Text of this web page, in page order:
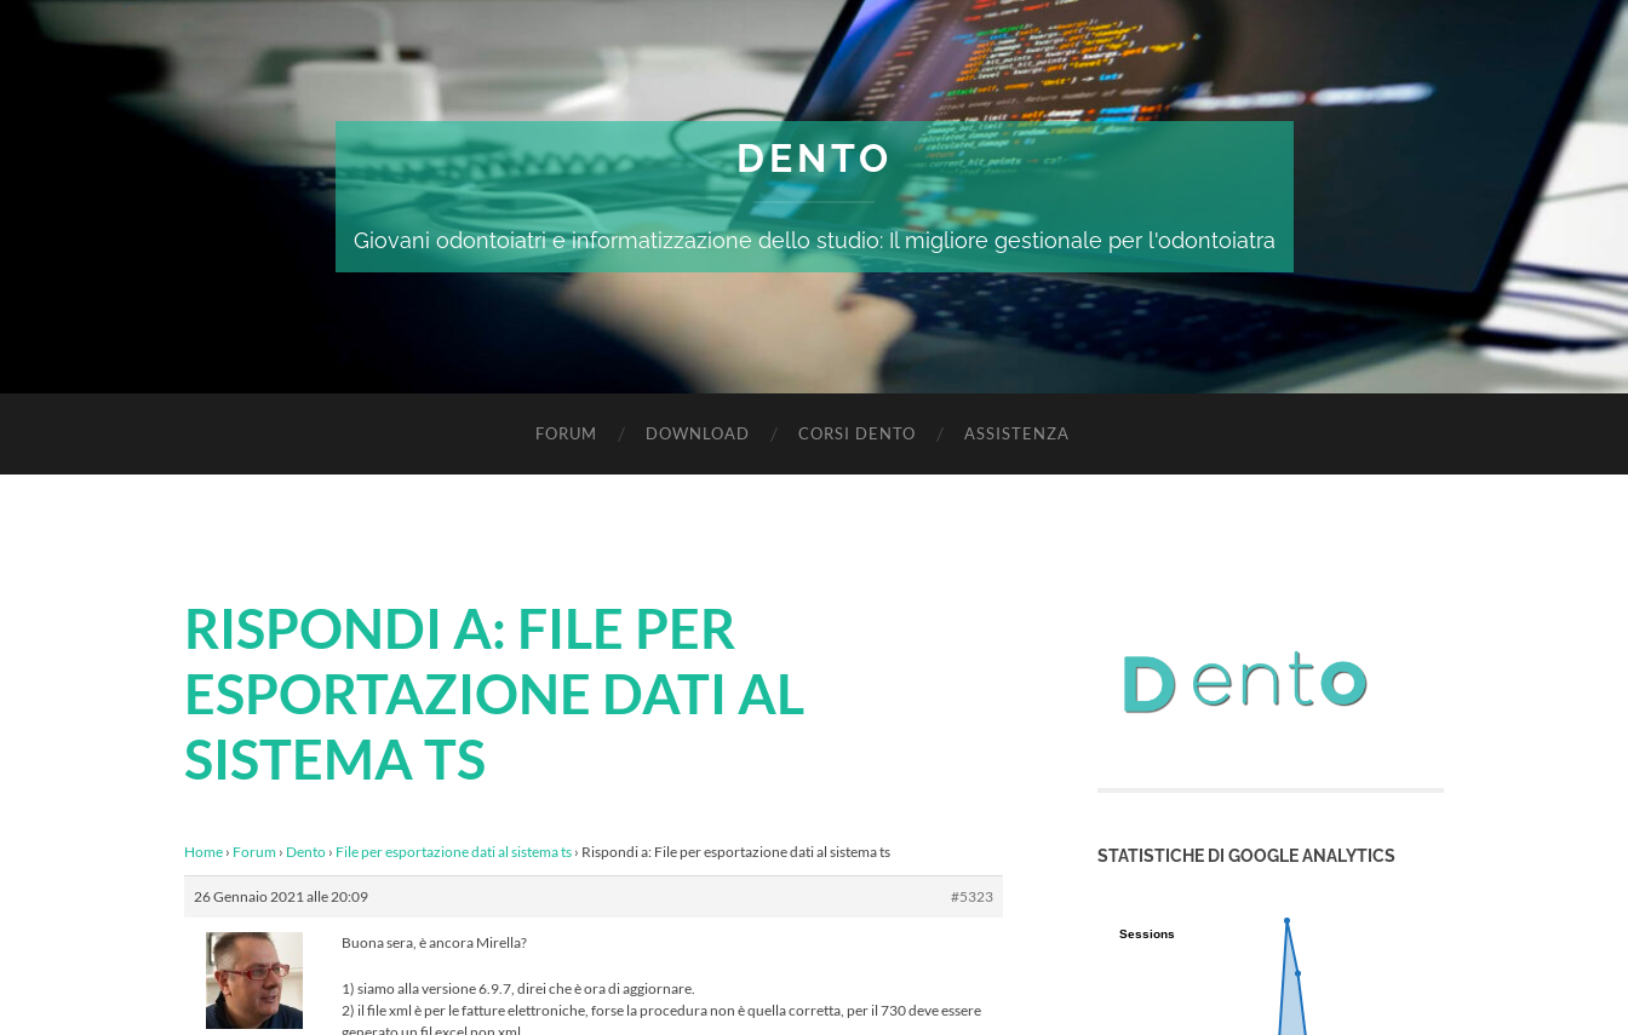
DENTO
Giovani odontoiatri e informatizzazione dello studio: Il migliore gestionale per l'odontoiatra
FORUM DOWNLOAD CORSI DENTO ASSISTENZA
RISPONDI A: FILE PER
ESPORTAZIONE DATI AL
SISTEMA TS
Home › Forum › Dento › File per esportazione dati al sistema ts › Rispondi a: File per esportazione dati al sistema ts
26 Gennaio 2021 alle 20:09 #5323
Buona sera, è ancora Mirella?
1) siamo alla versione 6.9.7, direi che è ora di aggiornare.
2) il file xml è per le fatture elettroniche, forse la procedura non è quella corretta, per il 730 deve essere
STATISTICHE DI GOOGLE ANALYTICS
Sessions
Sessions